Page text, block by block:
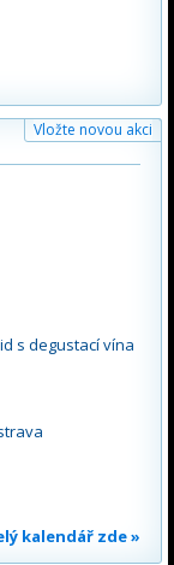
Vložte novou akci
s degustací vína
kalendář zde »